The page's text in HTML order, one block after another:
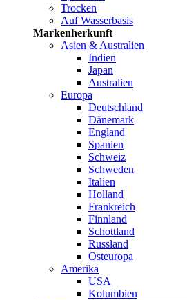
Trocken
Auf Wasserbasis
Markenherkunft
Asien & Australien
Indien
Japan
Australien
Europa
Deutschland
Dänemark
England
Spanien
Schweiz
Schweden
Italien
Holland
Frankreich
Finnland
Schottland
Russland
Osteuropa
Amerika
USA
Kolumbien